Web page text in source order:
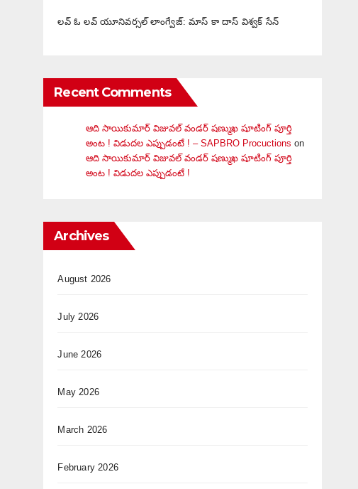
లవ్ ఓ లవ్ యూనివర్సల్ లాంగ్వేజ్‌: మాస్ కా దాస్ విశ్వక్ సేన్
Recent Comments
ఆది సాయికుమార్ విజువ‌ల్ వండ‌ర్ ష‌ణ్ముఖ షూటింగ్ పూర్తి
అంట ! విడుదల ఎప్పుడంటే ! – SAPBRO Procuctions on
ఆది సాయికుమార్ విజువ‌ల్ వండ‌ర్ ష‌ణ్ముఖ షూటింగ్ పూర్తి
అంట ! విడుదల ఎప్పుడంటే !
Archives
August 2026
July 2026
June 2026
May 2026
March 2026
February 2026